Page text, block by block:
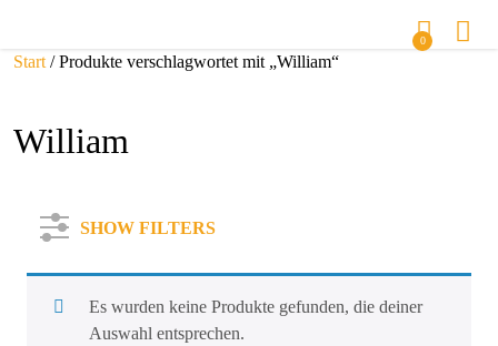
0
Start / Produkte verschlagwortet mit „William“
William
SHOW FILTERS
Es wurden keine Produkte gefunden, die deiner
Auswahl entsprechen.